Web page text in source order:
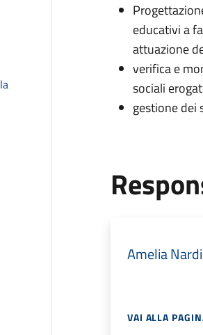
educativi a
attuazione
verifica e
sociali
gestione dei
Amelia
VAI ALLA